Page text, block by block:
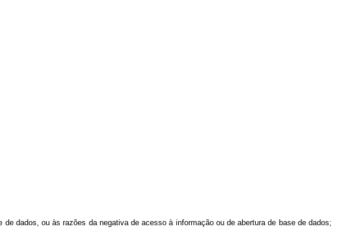
dados, ou às razões da negativa de acesso à informação ou de abertura de base de dados;